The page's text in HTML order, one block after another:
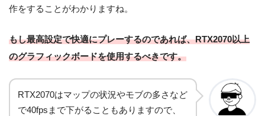
作をすることがわかりますね。
もし最高設定で快適にプレーするのであれば、RTX2070以上
のグラフィックボードを使用するべきです。
RTX2070はマップの状況やモブの多さなど
で40fpsまで下がることもありますので、